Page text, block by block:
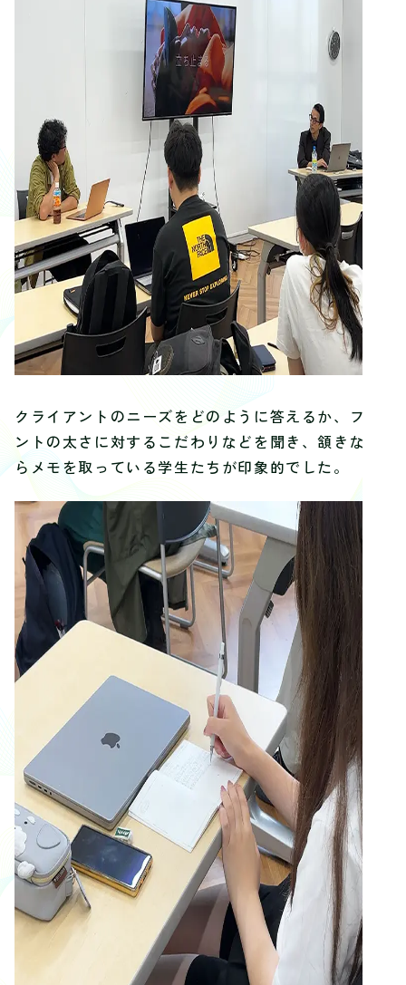
クライアントのニーズをどのように答えるか、フォ
ントの太さに対するこだわりなどを聞き、頷きなが
らメモを取っている学生たちが印象的でした。